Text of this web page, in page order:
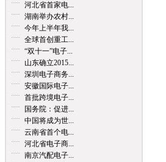
河北省首家电...
湖南举办农村...
今年上半年我...
全球首创重工...
“双十一”电子...
山东确立2015...
深圳电子商务...
安徽国际电子...
首批跨境电子...
国务院：促进...
中国将成为世...
云南省首个电...
河北省电子商...
南京汽配电子...